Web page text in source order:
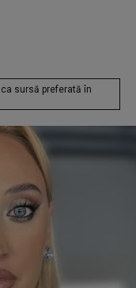
ca sursă preferată în